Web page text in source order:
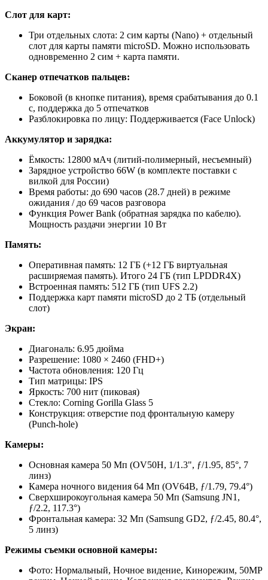
Слот для карт:
Три отдельных слота: 2 сим карты (Nano) + отдельный
слот для карты памяти microSD. Можно использовать
одновременно 2 сим + карта памяти.
Сканер отпечатков пальцев:
Боковой (в кнопке питания), время срабатывания до 0.1
с, поддержка до 5 отпечатков
Разблокировка по лицу: Поддерживается (Face Unlock)
Аккумулятор и зарядка:
Ёмкость: 12800 мАч (литий-полимерный, несъемный)
Зарядное устройство 66W (в комплекте поставки с
вилкой для России)
Время работы: до 690 часов (28.7 дней) в режиме
ожидания / до 69 часов разговора
Функция Power Bank (обратная зарядка по кабелю).
Мощность раздачи энергии 10 Вт
Память:
Оперативная память: 12 ГБ (+12 ГБ виртуальная
расширяемая память). Итого 24 ГБ (тип LPDDR4X)
Встроенная память: 512 ГБ (тип UFS 2.2)
Поддержка карт памяти microSD до 2 ТБ (отдельный
слот)
Экран:
Диагональ: 6.95 дюйма
Разрешение: 1080 × 2460 (FHD+)
Частота обновления: 120 Гц
Тип матрицы: IPS
Яркость: 700 нит (пиковая)
Стекло: Corning Gorilla Glass 5
Конструкция: отверстие под фронтальную камеру
(Punch-hole)
Камеры:
Основная камера 50 Мп (OV50H, 1/1.3", ƒ/1.95, 85°, 7
линз)
Камера ночного видения 64 Мп (OV64B, ƒ/1.79, 79.4°)
Сверхширокоугольная камера 50 Мп (Samsung JN1,
ƒ/2.2, 117.3°)
Фронтальная камера: 32 Мп (Samsung GD2, ƒ/2.45, 80.4°,
5 линз)
Режимы съемки основной камеры:
Фото: Нормальный, Ночное видение, Кинорежим, 50MP